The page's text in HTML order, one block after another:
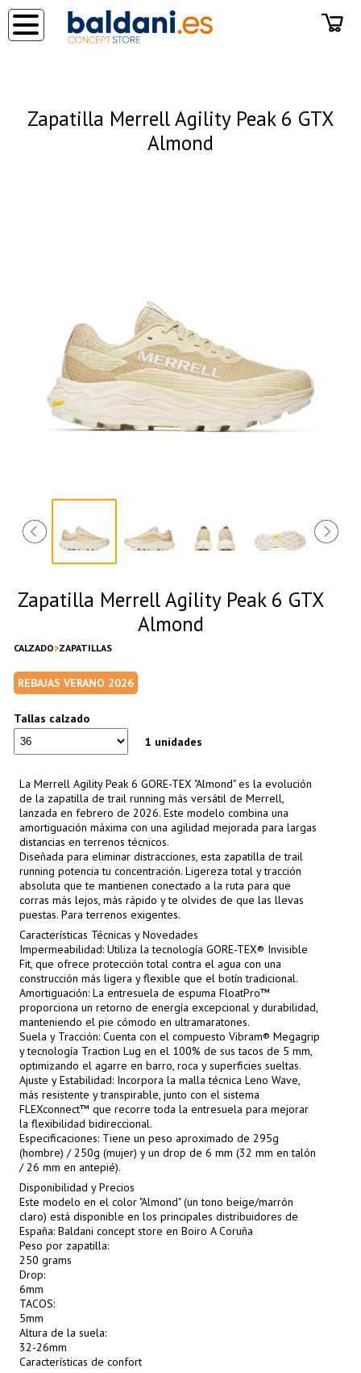
Zapatilla Merrell Agility Peak 6 GTX
Almond
Zapatilla Merrell Agility Peak 6 GTX
Almond
CALZADO ZAPATILLAS
REBAJAS VERANO 2026
Tallas calzado
1 unidades
La Merrell Agility Peak 6 GORE-TEX "Almond" es la evolución
de la zapatilla de trail running más versátil de Merrell,
lanzada en febrero de 2026. Este modelo combina una
amortiguación máxima con una agilidad mejorada para largas
distancias en terrenos técnicos.
Diseñada para eliminar distracciones, esta zapatilla de trail
running potencia tu concentración. Ligereza total y tracción
absoluta que te mantienen conectado a la ruta para que
corras más lejos, más rápido y te olvides de que las llevas
puestas. Para terrenos exigentes.
Características Técnicas y Novedades
Impermeabilidad: Utiliza la tecnología GORE-TEX® Invisible
Fit, que ofrece protección total contra el agua con una
construcción más ligera y flexible que el botín tradicional.
Amortiguación: La entresuela de espuma FloatPro™
proporciona un retorno de energía excepcional y durabilidad,
manteniendo el pie cómodo en ultramaratones.
Suela y Tracción: Cuenta con el compuesto Vibram® Megagrip
y tecnología Traction Lug en el 100% de sus tacos de 5 mm,
optimizando el agarre en barro, roca y superficies sueltas.
Ajuste y Estabilidad: Incorpora la malla técnica Leno Wave,
más resistente y transpirable, junto con el sistema
FLEXconnect™ que recorre toda la entresuela para mejorar
la flexibilidad bidireccional.
Especificaciones: Tiene un peso aproximado de 295g
(hombre) / 250g (mujer) y un drop de 6 mm (32 mm en talón
/ 26 mm en antepié).
Disponibilidad y Precios
Este modelo en el color "Almond" (un tono beige/marrón
claro) está disponible en los principales distribuidores de
España: Baldani concept store en Boiro A Coruña
Peso por zapatilla:
250 grams
Drop:
6mm
TACOS:
5mm
Altura de la suela:
32-26mm
Características de confort